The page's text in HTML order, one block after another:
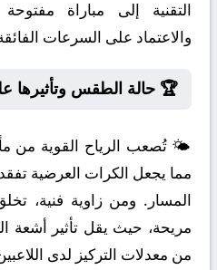
التقنية إلى مباراة
والاعتماد على السرعات
🏆 حالة الطقس وتأثيرها
🌤️ تُصعب الرياح القوية من
مما يجعل الكرات العرضية
المسار. ومن زاوية فنية،
مريحة، حيث يقل تأثير أشعة
من معدلات التركيز لدى